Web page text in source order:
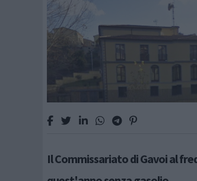
Il Commissariato di Gavoi al